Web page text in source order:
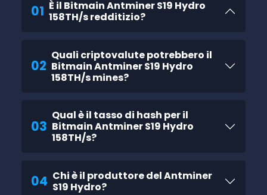
01 È il Bitmain Antminer S19 Hydro
158TH/s redditizio?
02
Quali criptovalute potrebbero il
Bitmain Antminer S19 Hydro
158TH/s mines?
03
Qual è il tasso di hash per il
Bitmain Antminer S19 Hydro
158TH/s?
04 Chi è il produttore del Antminer
S19 Hydro?